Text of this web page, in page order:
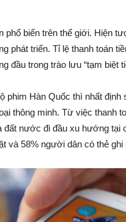
phổ biến trên thế giới. Hiện
phát triển. Tỉ lệ thanh toán
đầu trong trào lưu “tạm biệt
phim Hàn Quốc thì nhất
thông minh. Từ việc thanh
nước đi đầu xu hướng
và 58% người dân có thẻ ghi